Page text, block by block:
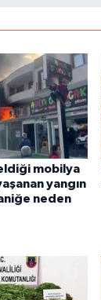
mobilya
yangın
neden